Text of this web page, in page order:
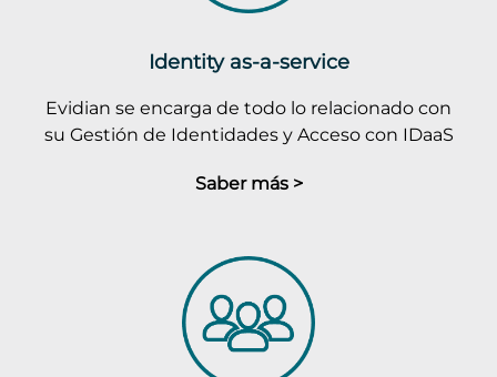
Identity as-a-service
Evidian se encarga de todo lo relacionado con
su Gestión de Identidades y Acceso con IDaaS
Saber más >